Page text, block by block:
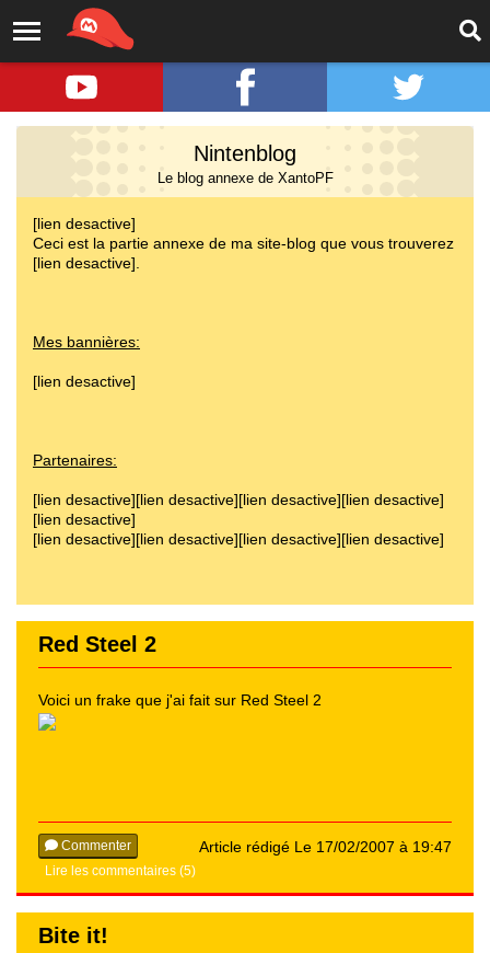
Nintenblog
Le blog annexe de XantoPF
[lien desactive]
Ceci est la partie annexe de ma site-blog que vous trouverez
[lien desactive].
Mes bannières:
[lien desactive]
Partenaires:
[lien desactive][lien desactive][lien desactive][lien desactive]
[lien desactive]
[lien desactive][lien desactive][lien desactive][lien desactive]
Red Steel 2
Voici un frake que j'ai fait sur Red Steel 2
Article rédigé Le 17/02/2007 à 19:47
Commenter
Lire les commentaires (5)
Bite it!